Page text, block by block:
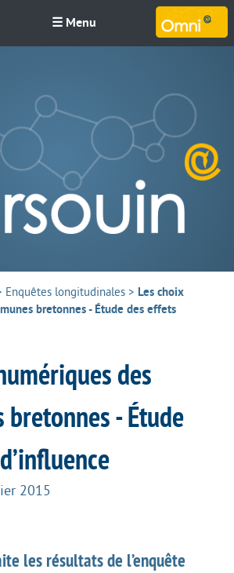
☰ Menu
Enquêtes longitudinales > Les choix
bretonnes - Étude des effets
des
bretonnes - Étude
2015
les résultats de l’enquête